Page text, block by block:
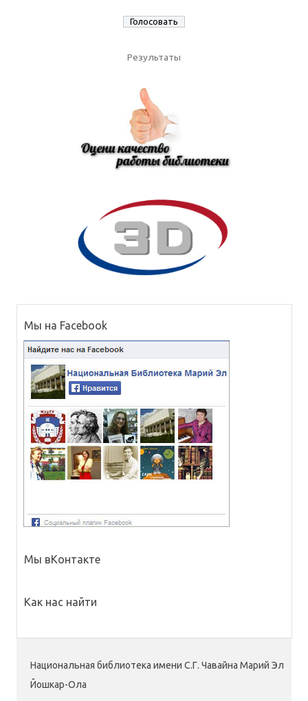
Результаты
Мы на Facebook
Мы вКонтакте
Как нас найти
Национальная библиотека имени С.Г. Чавайна Марий Эл
Йошкар-Ола